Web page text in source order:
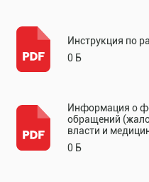
Инструкция по
0 Б
Информация о
обращений
власти и
0 Б